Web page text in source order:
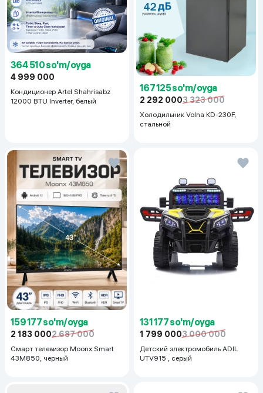
364 510 so'm/oyga
4 999 000
Кондиционер Artel Shahrisabz
12000 BTU Inverter, белый
167 125 so'm/oyga
2 292 0003 323 000
Холодильник Volna KD-230F,
стальной
159 177 so'm/oyga
2 183 0002 687 000
Смарт телевизор Moonx Smart
43M850, черный
131 177 so'm/oyga
1 799 0003 000 000
Детский электромобиль ADIL
UTV915 , серый